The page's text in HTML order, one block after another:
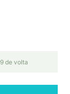
de volta